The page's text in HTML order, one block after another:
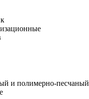
и полимерно-песчаный